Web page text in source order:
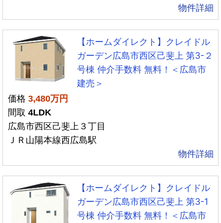
物件詳細
【ホームダイレクト】クレイドル
ガーデン広島市西区己斐上 第3-２
号棟 仲介手数料 無料！＜広島市
建売＞
価格 3,480万円
間取 4LDK
広島市西区己斐上３丁目
ＪＲ山陽本線西広島駅
物件詳細
【ホームダイレクト】クレイドル
ガーデン広島市西区己斐上 第3-1
号棟 仲介手数料 無料！＜広島市